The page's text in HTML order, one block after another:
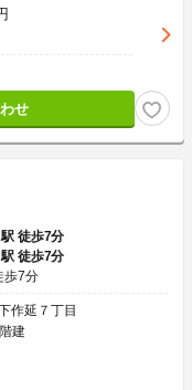
せ
徒歩7分
徒歩7分
歩7分
作延７丁目
建